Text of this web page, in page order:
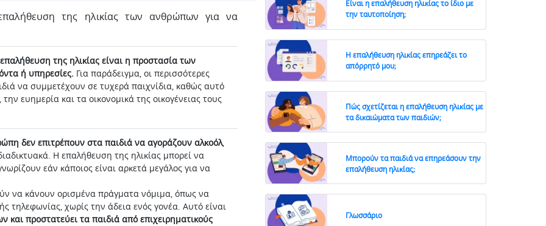
της ηλικίας των ανθρώπων για να
της ηλικίας είναι η προστασία των
ή υπηρεσίες. Για παράδειγμα, οι περισσότερες
να συμμετέχουν σε τυχερά παιχνίδια, καθώς αυτό
ευημερία και τα οικονομικά της οικογένειας τους
δεν επιτρέπουν στα παιδιά να αγοράζουν αλκοόλ,
Η επαλήθευση της ηλικίας μπορεί να
εάν κάποιος είναι αρκετά μεγάλος για να
να κάνουν ορισμένα πράγματα νόμιμα, όπως να
τηλεφωνίας, χωρίς την άδεια ενός γονέα. Αυτό είναι
και προστατεύει τα παιδιά από επιχειρηματικούς
Είναι η επαλήθευση ηλικίας το ίδιο με
την ταυτοποίηση;
Η επαλήθευση ηλικίας επηρεάζει το
απόρρητό μου;
Πώς σχετίζεται η επαλήθευση ηλικίας με
τα δικαιώματα των παιδιών;
Μπορούν τα παιδιά να επηρεάσουν την
επαλήθευση ηλικίας;
Γλωσσάριο